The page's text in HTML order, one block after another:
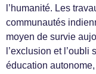
l’humanité. Les
communautés
moyen de survie
l’exclusion et
éducation